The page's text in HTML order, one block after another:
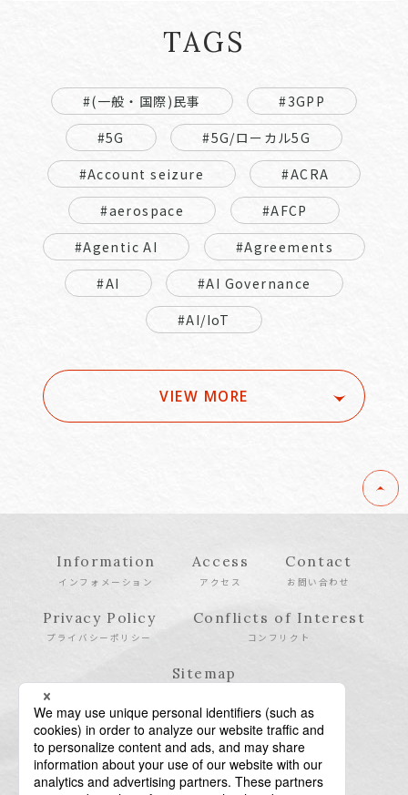
TAGS
#(一般・国際)民事
#3GPP
#5G
#5G/ローカル5G
#Account seizure
#ACRA
#aerospace
#AFCP
#Agentic AI
#Agreements
#AI
#AI Governance
#AI/IoT
VIEW MORE
Information
インフォメーション
Access
アクセス
Contact
お問い合わせ
Privacy Policy
プライバシーポリシー
Conflicts of Interest
コンフリクト
Sitemap